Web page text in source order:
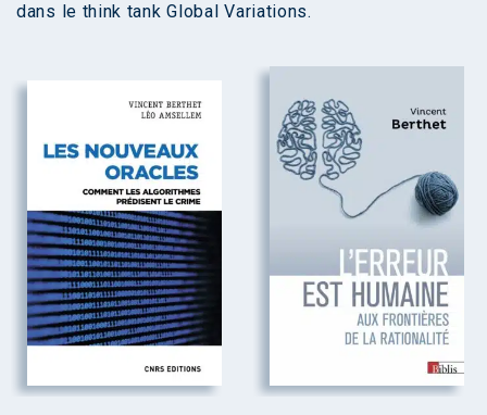
dans le think tank Global Variations.